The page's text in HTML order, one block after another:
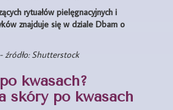
rytuałów pielęgnacyjnych i
znajduje się w dziale Dbam o
źródło: Shutterstock
kwasach?
skóry po kwasach